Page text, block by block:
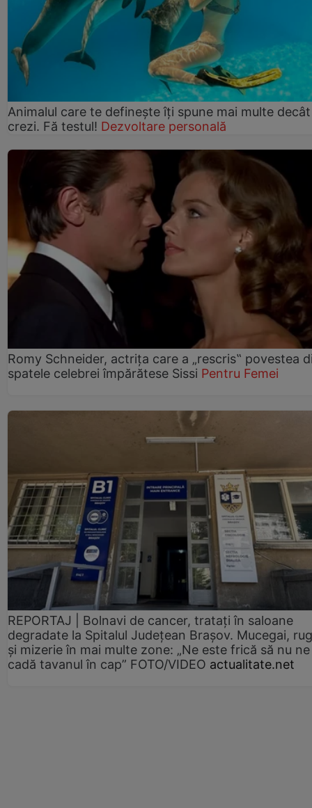
Animalul care te definește îți spune mai multe decât
crezi. Fă testul! Dezvoltare personală
Romy Schneider, actrița care a „rescris‟ povestea
spatele celebrei împărătese Sissi Pentru Femei
REPORTAJ | Bolnavi de cancer, tratați în saloane
degradate la Spitalul Județean Brașov. Mucegai,
și mizerie în mai multe zone: „Ne este frică să nu ne
cadă tavanul în cap” FOTO/VIDEO actualitate.net